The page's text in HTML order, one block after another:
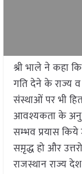
श्री भाले ने कहा
गति देने के राज्य
संस्थाओं पर भी
आवश्यकता के
सम्भव प्रयास
समृ़द्ध हो और
राजस्थान राज्य